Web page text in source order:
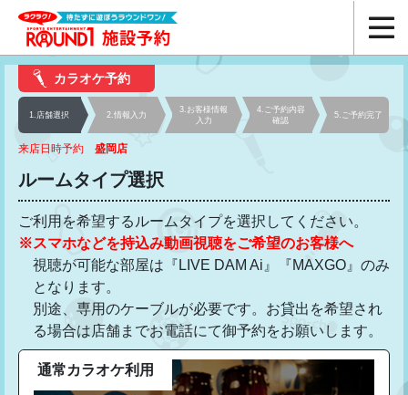
カラオケ予約
1.店舗選択 2.情報入力
3.お客様情報
入力
4.ご予約内容
確認
5.ご予約完了
ルームタイプ選択
来店日時予約 盛岡店
ご利用を希望するルームタイプを選択してください。
※スマホなどを持込み動画視聴をご希望のお客様へ
視聴が可能な部屋は『LIVE DAM Ai』『MAXGO』のみ
となります。
別途、専用のケーブルが必要です。お貸出を希望され
る場合は店舗までお電話にて御予約をお願いします。
通常カラオケ利用